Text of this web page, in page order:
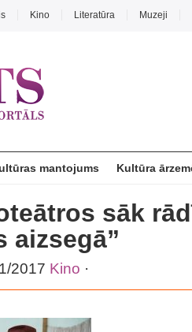
Kino Literatūra Muzeji
mantojums Kultūra
sāk
aizsegā”
2017 Kino ·